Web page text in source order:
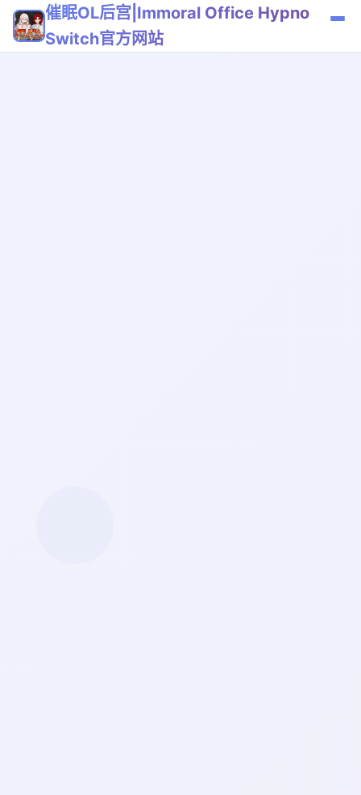
催眠OL后宫|Immoral Office Hypno
Switch官方网站